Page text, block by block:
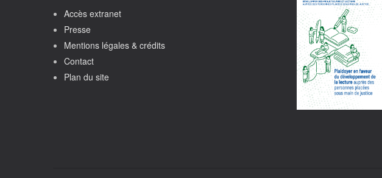
Accès extranet
Presse
Mentions légales & crédits
Contact
Plan du site